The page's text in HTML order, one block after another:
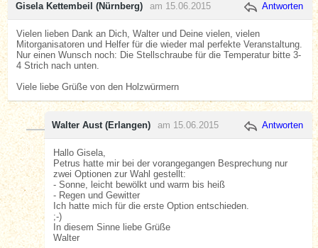
Gisela Kettembeil (Nürnberg) am 15.06.2015 Antworten
Vielen lieben Dank an Dich, Walter und Deine vielen, vielen
Mitorganisatoren und Helfer für die wieder mal perfekte Veranstaltung.
Nur einen Wunsch noch: Die Stellschraube für die Temperatur bitte 3-
4 Strich nach unten.
Viele liebe Grüße von den Holzwürmern
Walter Aust (Erlangen) am 15.06.2015 Antworten
Hallo Gisela,
Petrus hatte mir bei der vorangegangen Besprechung nur
zwei Optionen zur Wahl gestellt:
- Sonne, leicht bewölkt und warm bis heiß
- Regen und Gewitter
Ich hatte mich für die erste Option entschieden.
;-)
In diesem Sinne liebe Grüße
Walter